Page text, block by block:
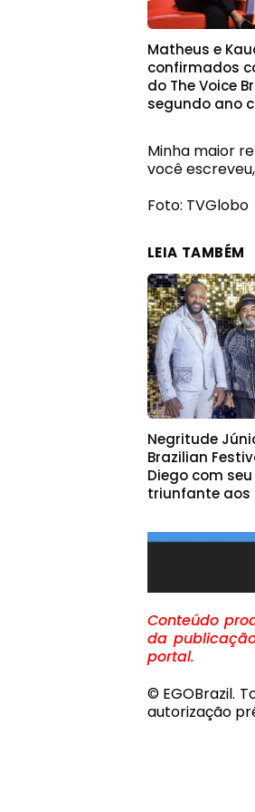
Matheus e
confirmados
do The Voice
segundo ano
Minha maior
você
Foto: TVGlobo
LEIA TAMBÉM
Negritude
Brazilian
Diego com
triunfante aos
Conteúdo
da
portal.
© EGOBrazil.
autorização